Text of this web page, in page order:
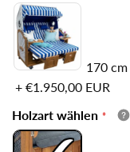
170 cm
+ €1.950,00 EUR
Holzart wählen